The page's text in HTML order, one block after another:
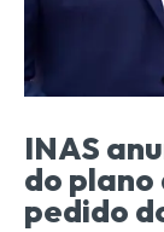
INAS
do plano
pedido